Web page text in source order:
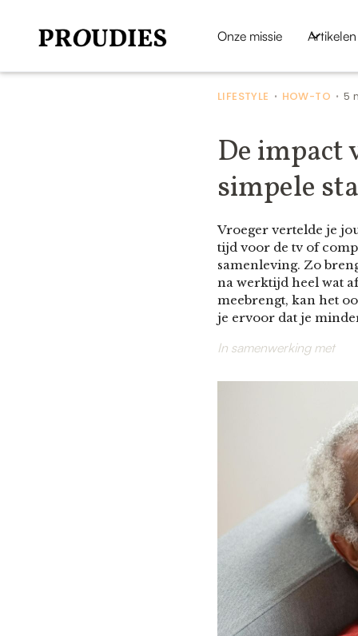
Onze missie Artikelen
LIFESTYLE • HOW-TO •5
De impact
simpele
Vroeger vertelde je
tijd voor de tv of
samenleving. Zo
na werktijd heel wat
meebrengt, kan het
je ervoor dat je
In samenwerking met